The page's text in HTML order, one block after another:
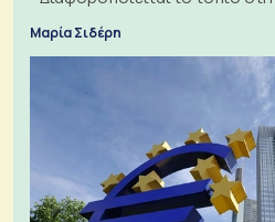
Μαρία Σιδέρη